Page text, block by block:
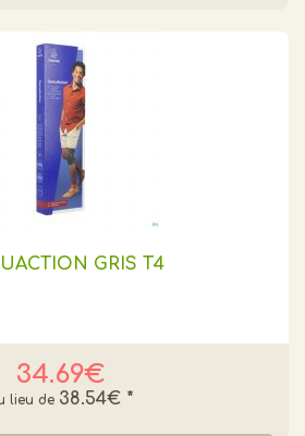
GRIS T4
34.69€
38.54€ *